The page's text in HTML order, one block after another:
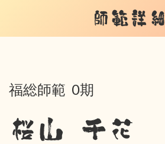
師範詳細
福総師範 0期
桜山 千花